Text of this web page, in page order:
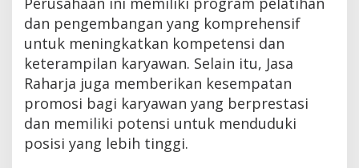
dan pengembangan yang komprehensif
untuk meningkatkan kompetensi dan
keterampilan karyawan. Selain itu, Jasa
Raharja juga memberikan kesempatan
promosi bagi karyawan yang berprestasi
dan memiliki potensi untuk menduduki
posisi yang lebih tinggi.